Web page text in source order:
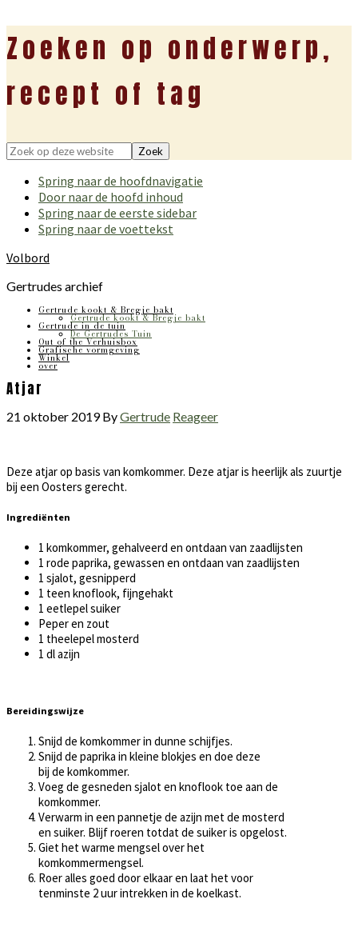
Zoeken op onderwerp,
recept of tag
Zoek
deze
website
Spring naar de hoofdnavigatie
Door naar de hoofd inhoud
Spring naar de eerste sidebar
Spring naar de voettekst
Volbord
Gertrudes archief
Gertrude kookt & Bregje bakt
Gertrude kookt & Bregje bakt
Gertrude in de tuin
De Gertrudes Tuin
Out of the Verhuisbox
Grafische vormgeving
Winkel
over
Atjar
21 oktober 2019ByGertrude Reageer
Deze atjar op basis van komkommer. Deze atjar is heerlijk als zuurtje
bij een Oosters gerecht.
Ingrediënten
1 komkommer, gehalveerd en ontdaan van zaadlijsten
1 rode paprika, gewassen en ontdaan van zaadlijsten
1 sjalot, gesnipperd
1 teen knoflook, fijngehakt
1 eetlepel suiker
Peper en zout
1 theelepel mosterd
1 dl azijn
Bereidingswijze
Snijd de komkommer in dunne schijfjes.
Snijd de paprika in kleine blokjes en doe deze
bij de komkommer.
Voeg de gesneden sjalot en knoflook toe aan de
komkommer.
Verwarm in een pannetje de azijn met de mosterd
en suiker. Blijf roeren totdat de suiker is opgelost.
Giet het warme mengsel over het
komkommermengsel.
Roer alles goed door elkaar en laat het voor
tenminste 2 uur intrekken in de koelkast.